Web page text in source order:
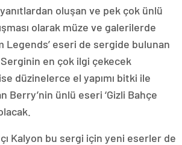
oluşan ve pek çok ünlü
olarak müze ve galerilerde
Legends’ eseri de sergide bulunan
en çok ilgi çekecek
düzinelerce el yapımı bitki ile
Berry’nin ünlü eseri ‘Gizli Bahçe
Kalyon bu sergi için yeni eserler de